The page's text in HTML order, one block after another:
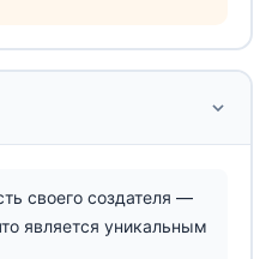
своего создателя —
является уникальным